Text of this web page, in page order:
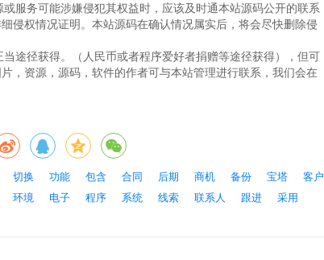
服务可能涉嫌侵犯其权益时，应该及时通本站源码公开的联系
侵权情况证明。本站源码在确认情况属实后，将会尽快删除侵
途径获得。（人民币或者程序爱好者捐赠等途径获得），但可
，资源，源码，软件的作者可与本站管理进行联系，我们会在
切换 功能 包含 合同 后期 商机 备份 宝塔
客户
环境 电子 程序 系统 线索 联系人 跟进
采用